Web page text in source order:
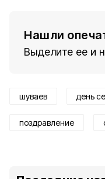
Нашли
Выделите ее и
шуваев день
поздравление